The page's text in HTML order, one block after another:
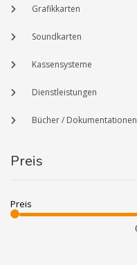
Grafikkarten
Soundkarten
Kassensysteme
Dienstleistungen
Bücher / Dokumentationen
Preis
Preis